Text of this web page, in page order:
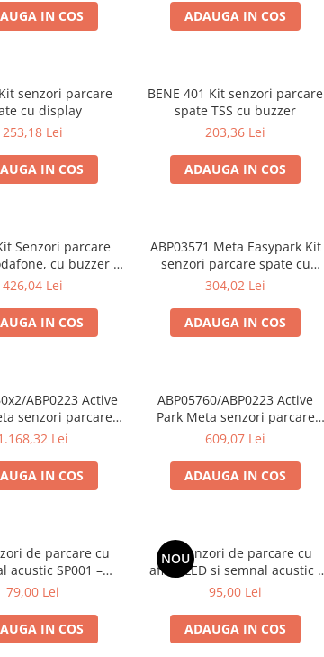
IN COS ADAUGA IN COS
senzori parcare
cu display
253,18 Lei
IN COS
BENE 401 Kit senzori parcare
spate TSS cu buzzer
203,36 Lei
ADAUGA IN COS
Senzori parcare
cu buzzer (
fara display )
426,04 Lei
IN COS
ABP03571 Meta Easypark Kit
senzori parcare spate cu
buzzer ( fara display )
304,02 Lei
ADAUGA IN COS
ABP0223 Active
senzori parcare
cu buzzer
Lei
IN COS
ABP05760/ABP0223 Active
Park Meta senzori parcare
fata cu buzzer
609,07 Lei
ADAUGA IN COS
de parcare cu
acustic SP001 –
Carguard
79,00 Lei
IN COS
NOU
Set senzori de parcare cu
afisaj LED si semnal acustic -
CARGUARD
95,00 Lei
ADAUGA IN COS